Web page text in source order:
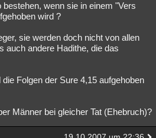
wenn sie in einem "Vers
wird ?
sie werden doch nicht von allen
auch andere Hadithe, die das
Folgen der Sure 4,15 aufgehoben
Männer bei gleicher Tat (Ehebruch)?